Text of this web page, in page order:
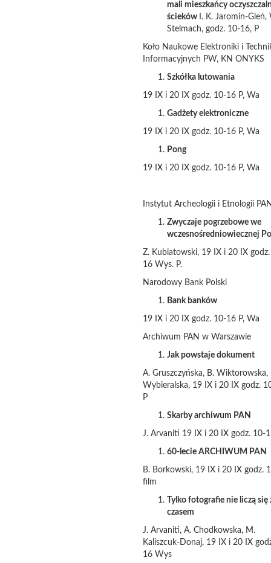
mali mieszkańcy
ścieków I. K. Jaromin-Gleń,
Stelmach, godz. 10-16, P
Koło Naukowe Elektroniki i
Informacyjnych PW, KN ONYKS
Szkółka lutowania
19 IX i 20 IX godz. 10-16 P, Wa
Gadżety elektroniczne
19 IX i 20 IX godz. 10-16 P, Wa
Pong
19 IX i 20 IX godz. 10-16 P, Wa
Instytut Archeologii i Etnologii
Zwyczaje pogrzebowe we
wczesnośredniowiecznej
Z. Kubiatowski, 19 IX i 20 IX
16 Wys. P.
Narodowy Bank Polski
Bank banków
19 IX i 20 IX godz. 10-16 P, Wa
Archiwum PAN w Warszawie
Jak powstaje dokument
A. Gruszczyńska, B. Wiktorowska,
Wybieralska, 19 IX i 20 IX godz.
P
Skarby archiwum PAN
J. Arvaniti 19 IX i 20 IX godz. 10-
60-lecie ARCHIWUM PAN
B. Borkowski, 19 IX i 20 IX godz.
film
Tylko fotografie nie liczą się
czasem
J. Arvaniti, A. Chodkowska, M.
Kaliszcuk-Donaj, 19 IX i 20 IX
16 Wys